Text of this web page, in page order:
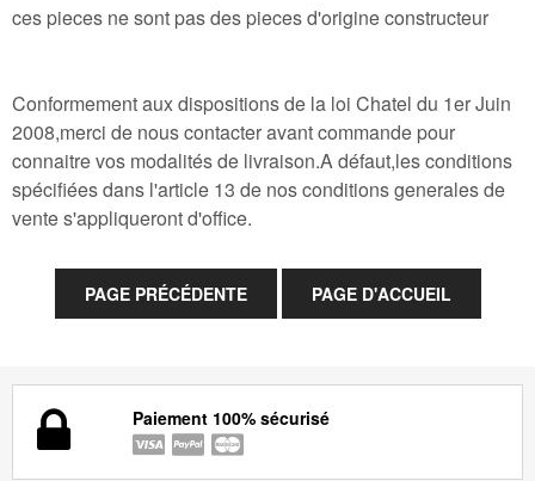
ces pieces ne sont pas des pieces d'origine constructeur
Conformement aux dispositions de la loi Chatel du 1er Juin
2008,merci de nous contacter avant commande pour
connaitre vos modalités de livraison.A défaut,les conditions
spécifiées dans l'article 13 de nos conditions generales de
vente s'appliqueront d'office.
Paiement 100% sécurisé